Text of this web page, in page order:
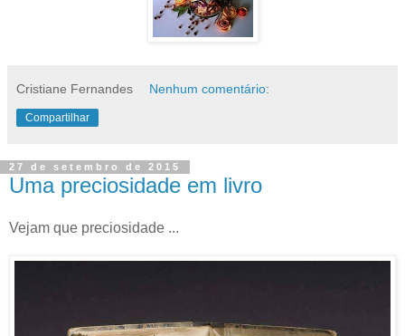
Cristiane Fernandes Nenhum comentário:
Compartilhar
27 de setembro de 2015
Uma preciosidade em livro
Vejam que preciosidade ...